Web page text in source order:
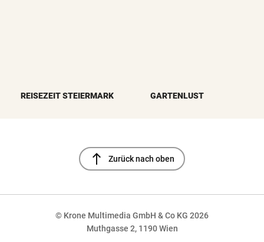
REISEZEIT STEIERMARK GARTENLUST
north Zurück nach oben
© Krone Multimedia GmbH & Co KG 2026
Muthgasse 2, 1190 Wien